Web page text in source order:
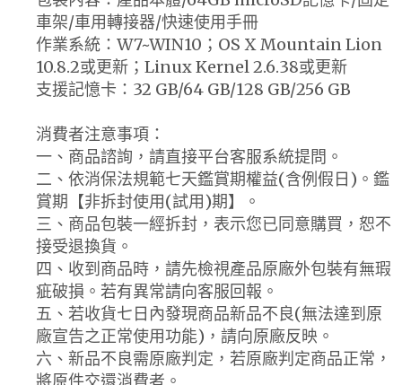
車架/車用轉接器/快速使用手冊
作業系統：W7~WIN10；OS X Mountain Lion
10.8.2或更新；Linux Kernel 2.6.38或更新
支援記憶卡：32 GB/64 GB/128 GB/256 GB
消費者注意事項：
一、商品諮詢，請直接平台客服系統提問。
二、依消保法規範七天鑑賞期權益(含例假日)。鑑
賞期【非拆封使用(試用)期】。
三、商品包裝一經拆封，表示您已同意購買，恕不
接受退換貨。
四、收到商品時，請先檢視產品原廠外包裝有無瑕
疵破損。若有異常請向客服回報。
五、若收貨七日內發現商品新品不良(無法達到原
廠宣告之正常使用功能)，請向原廠反映。
六、新品不良需原廠判定，若原廠判定商品正常，